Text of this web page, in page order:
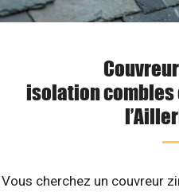
isolation combles
Vous cherchez un couvreur